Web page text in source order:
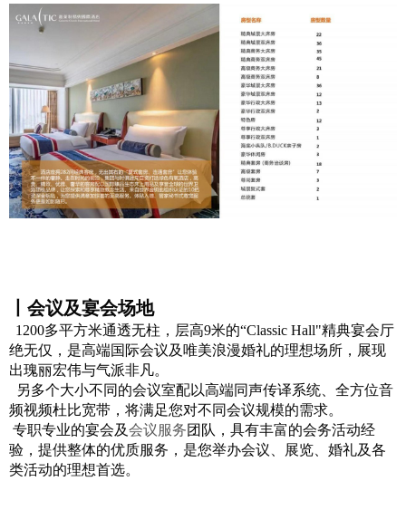
丨会议及宴会场地
1200多平方米通透无柱，层高9米的“Classic Hall"精典宴会厅
绝无仅，是高端国际会议及唯美浪漫婚礼的理想场所，展现
出瑰丽宏伟与气派非凡。
另多个大小不同的会议室配以高端同声传译系统、全方位音
频视频杜比宽带，将满足您对不同会议规模的需求。
专职专业的宴会及会议服务团队，具有丰富的会务活动经
验，提供整体的优质服务，是您举办会议、展览、婚礼及各
类活动的理想首选。